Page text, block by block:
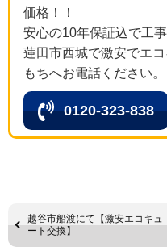
価格！！
安心の10年保証込で工
蓮田市西城で激安でエ
もちへお電話ください。
0120-323-838
越谷市船渡にて【激安エコキュ
ート交換】